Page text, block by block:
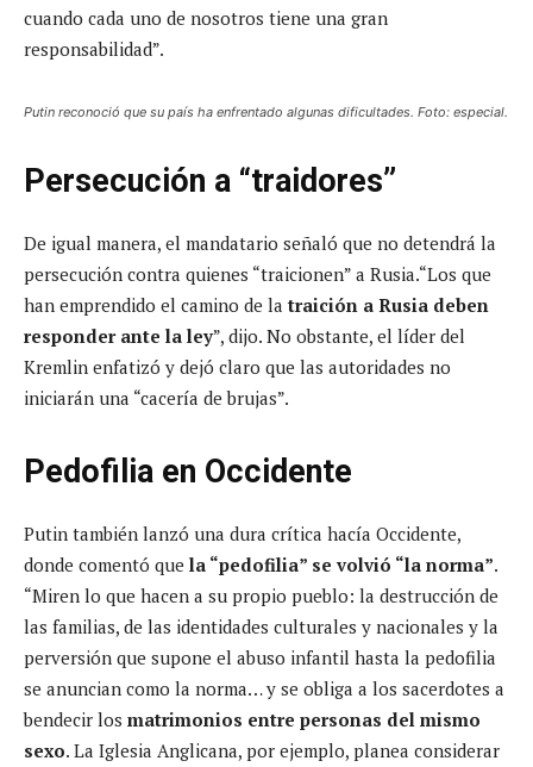
cuando cada uno de nosotros tiene una gran
responsabilidad”.
Putin reconoció que su país ha enfrentado algunas dificultades. Foto: especial.
Persecución a “traidores”
De igual manera, el mandatario señaló que no detendrá la
persecución contra quienes “traicionen” a Rusia.“Los que
han emprendido el camino de latraición a Rusia deben
responder ante la ley”, dijo. No obstante, el líder del
Kremlin enfatizó y dejó claro que las autoridades no
iniciarán una “cacería de brujas”.
Pedofilia en Occidente
Putin también lanzó una dura crítica hacía Occidente,
donde comentó que la “pedofilia” se volvió “la norma”.
“Miren lo que hacen a su propio pueblo: la destrucción de
las familias, de las identidades culturales y nacionales y la
perversión que supone el abuso infantil hasta la pedofilia
se anuncian como la norma… y se obliga a los sacerdotes a
bendecir los matrimonios entre personas del mismo
sexo. La Iglesia Anglicana, por ejemplo, planea considerar